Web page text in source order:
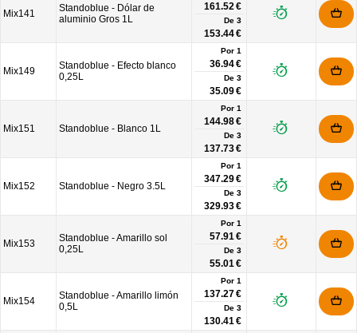
Mix141
Standoblue - Dólar de
aluminio Gros 1L
161.52 €
De 3
153.44 €
Mix149
Standoblue - Efecto blanco
0,25L
Por 1
36.94 €
De 3
35.09 €
Mix151 Standoblue - Blanco 1L
Por 1
144.98 €
De 3
137.73 €
Mix152 Standoblue - Negro 3.5L
Por 1
347.29 €
De 3
329.93 €
Mix153
Standoblue - Amarillo sol
0,25L
Por 1
57.91 €
De 3
55.01 €
Mix154
Standoblue - Amarillo limón
0,5L
Por 1
137.27 €
De 3
130.41 €